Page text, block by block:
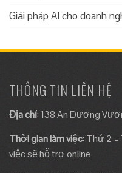
Giải pháp AI cho doanh
THÔNG TIN LIÊN HỆ
Địa chỉ: 138 An Dương
Thời gian làm việc: Thứ 2 –
việc sẽ hỗ trợ online